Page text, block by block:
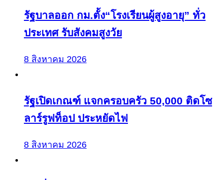
รัฐบาลออก กม.ตั้ง“โรงเรียนผู้สูงอายุ” ทั่ว
ประเทศ รับสังคมสูงวัย
8 สิงหาคม 2026
รัฐเปิดเกณฑ์ แจกครอบครัว 50,000 ติดโซ
ลาร์รูฟท็อป ประหยัดไฟ
8 สิงหาคม 2026